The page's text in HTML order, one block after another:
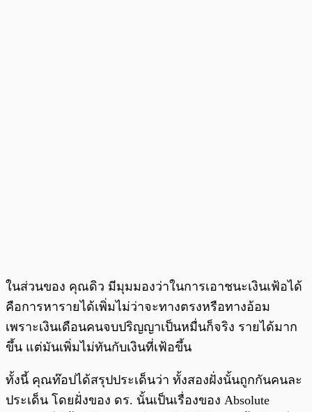
ในส่วนของ คุณดิว มีมุมมองว่าในการเอาชนะเงินเฟ้อได้
คือการหารายได้เพิ่มไม่ว่าจะทางตรงหรือทางอ้อม
เพราะเงินเดือนคนจบปริญญาเป็นหมื่นก็จริง รายได้มาก
ขึ้น แต่มันเพิ่มไม่ทันกับเงินที่เฟ้อขึ้น
ทั้งนี้ คุณท๊อปได้สรุปประเด็นว่า ทั้งสองฝั่งนั้นถูกกันคนละ
ประเด็น โดยฝั่งของ ดร. นั้นเป็นเรื่องของ Absolute